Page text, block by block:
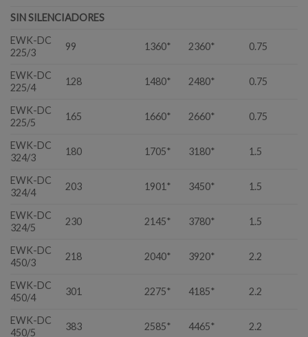
SIN SILENCIADORES
EWK-DC
225/3
99 1360* 2360* 0.75
EWK-DC
225/4
128 1480* 2480* 0.75
EWK-DC
225/5
165 1660* 2660* 0.75
EWK-DC
324/3
180 1705* 3180* 1.5
EWK-DC
324/4
203 1901* 3450* 1.5
EWK-DC
324/5
230 2145* 3780* 1.5
EWK-DC
450/3
218 2040* 3920* 2.2
EWK-DC
450/4
301 2275* 4185* 2.2
EWK-DC
450/5
383 2585* 4465* 2.2